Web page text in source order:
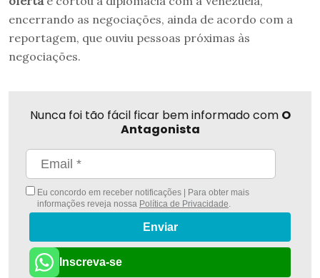
encerrando as negociações, ainda de acordo com a
reportagem, que ouviu pessoas próximas às
negociações.
Nunca foi tão fácil ficar bem informado com O
Antagonista
Eu concordo em receber notificações | Para obter mais
informações reveja nossa Política de Privacidade.
Enviar
Inscreva-se